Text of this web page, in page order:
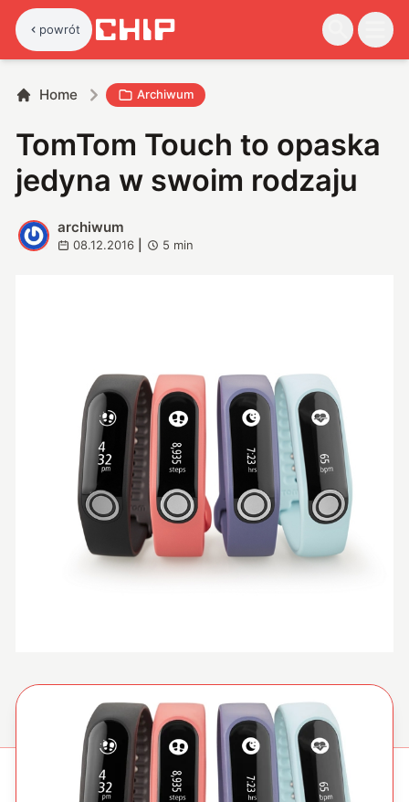
powrót
Home Archiwum
TomTom Touch to opaska
jedyna w swoim rodzaju
A
archiwum
08.12.2016 5 min